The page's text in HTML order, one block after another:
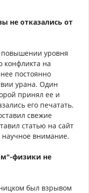
не отказались от
повышении уровня
конфликта на
постоянно
урана. Один
принял ее и
его печатать.
свежие
статью на сайт
научное внимание.
физики не
был взрывом